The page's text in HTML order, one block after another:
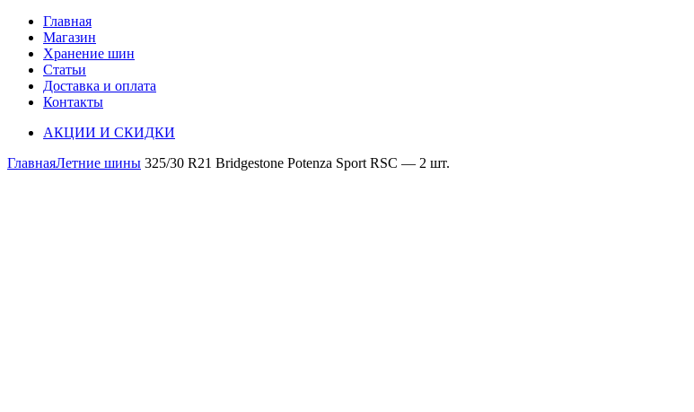
Главная
Магазин
Хранение шин
Статьи
Доставка и оплата
Контакты
АКЦИИ И СКИДКИ
ГлавнаяЛетние шины 325/30 R21 Bridgestone Potenza Sport RSC — 2 шт.